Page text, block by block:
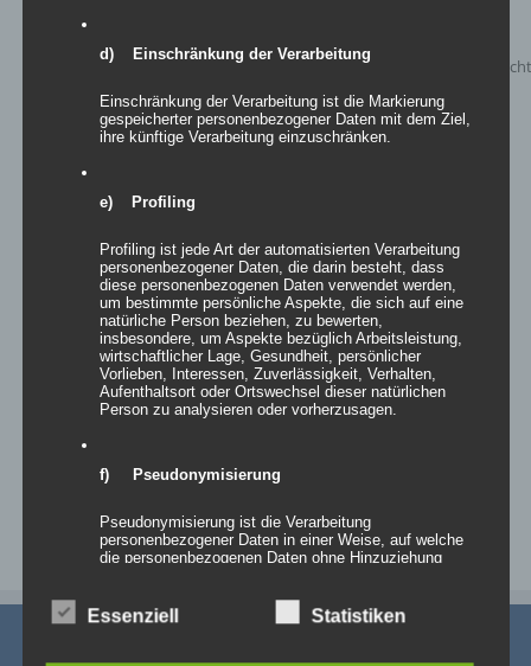
Inflatables AIRLETTER
Details
d) Einschränkung der Verarbeitung
Einschränkung der Verarbeitung ist die Markierung
gespeicherter personenbezogener Daten mit dem Ziel,
ihre künftige Verarbeitung einzuschränken.
e) Profiling
Profiling ist jede Art der automatisierten Verarbeitung
personenbezogener Daten, die darin besteht, dass
diese personenbezogenen Daten verwendet werden,
um bestimmte persönliche Aspekte, die sich auf eine
natürliche Person beziehen, zu bewerten,
insbesondere, um Aspekte bezüglich Arbeitsleistung,
wirtschaftlicher Lage, Gesundheit, persönlicher
Vorlieben, Interessen, Zuverlässigkeit, Verhalten,
Aufenthaltsort oder Ortswechsel dieser natürlichen
Person zu analysieren oder vorherzusagen.
f) Pseudonymisierung
Pseudonymisierung ist die Verarbeitung
personenbezogener Daten in einer Weise, auf welche
die personenbezogenen Daten ohne Hinzuziehung
können, sofern diese zusätzlichen Informationen
gesondert aufbewahrt werden und technischen und
Essenziell Statistiken